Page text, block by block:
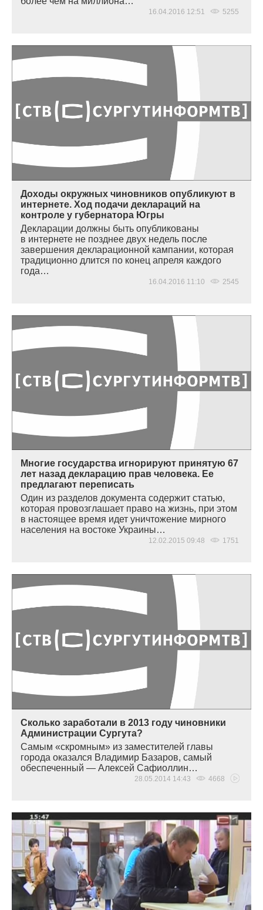
16.04.2016 12:51 5255
Доходы окружных чиновников опубликуют в
интернете. Ход подачи деклараций на
контроле у губернатора Югры
Декларации должны быть опубликованы
в интернете не позднее двух недель после
завершения декларационной кампании, которая
традиционно длится по конец апреля каждого
года…
16.04.2016 11:10 2545
Многие государства игнорируют принятую 67
лет назад декларацию прав человека. Ее
предлагают переписать
Один из разделов документа содержит статью,
которая провозглашает право на жизнь, при этом
в настоящее время идет уничтожение мирного
населения на востоке Украины…
12.02.2015 09:48 1751
Сколько заработали в 2013 году чиновники
Администрации Сургута?
Самым «скромным» из заместителей главы
города оказался Владимир Базаров, самый
обеспеченный — Алексей Сафиоллин…
28.05.2014 14:43 4668